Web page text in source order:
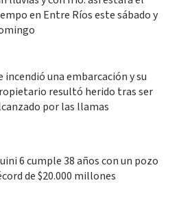
en Entre Ríos este sábado y
incendió una embarcación y su
resultó herido tras ser
por las llamas
6 cumple 38 años con un pozo
de $20.000 millones